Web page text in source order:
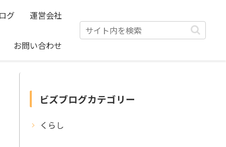
グ 運営会社
お問い合わせ
ビズブログカテゴリー
くらし